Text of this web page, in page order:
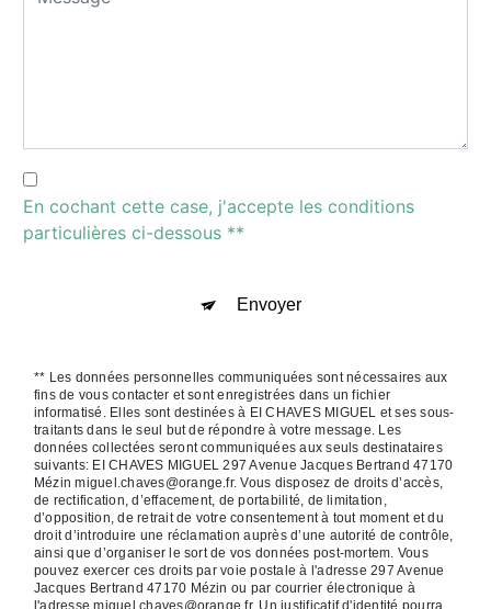
En cochant cette case, j'accepte les conditions
particulières ci-dessous **
Envoyer
** Les données personnelles communiquées sont nécessaires aux
fins de vous contacter et sont enregistrées dans un fichier
informatisé. Elles sont destinées à EI CHAVES MIGUEL et ses sous-
traitants dans le seul but de répondre à votre message. Les
données collectées seront communiquées aux seuls destinataires
suivants: EI CHAVES MIGUEL 297 Avenue Jacques Bertrand 47170
Mézin miguel.chaves@orange.fr. Vous disposez de droits d’accès,
de rectification, d’effacement, de portabilité, de limitation,
d’opposition, de retrait de votre consentement à tout moment et du
droit d’introduire une réclamation auprès d’une autorité de contrôle,
ainsi que d’organiser le sort de vos données post-mortem. Vous
pouvez exercer ces droits par voie postale à l'adresse 297 Avenue
Jacques Bertrand 47170 Mézin ou par courrier électronique à
l'adresse miguel.chaves@orange.fr. Un justificatif d'identité pourra